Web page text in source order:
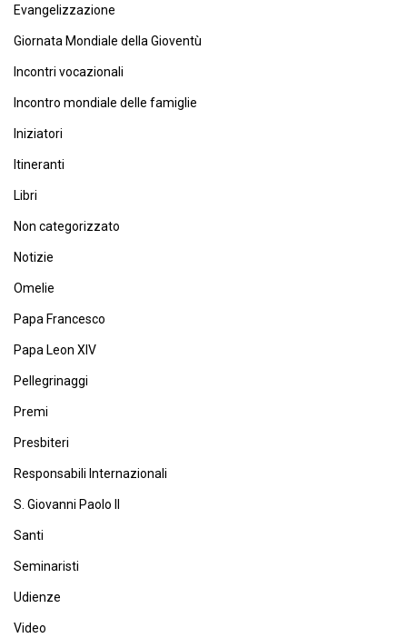
Evangelizzazione
Giornata Mondiale della Gioventù
Incontri vocazionali
Incontro mondiale delle famiglie
Iniziatori
Itineranti
Libri
Non categorizzato
Notizie
Omelie
Papa Francesco
Papa Leon XIV
Pellegrinaggi
Premi
Presbiteri
Responsabili Internazionali
S. Giovanni Paolo II
Santi
Seminaristi
Udienze
Video